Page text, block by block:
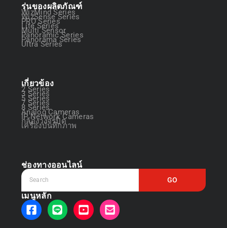
รุ่นของผลิตภัณฑ์
WizMind Series
WizSense Series
PRO Series
Lite Series
Multi Sensor
Panoramic Series
Panorama Series
Ultra Series
เกี่ยวข้อง
2 Series
3 Series
5 Series
7 Series
8 Series
Analog Cameras
IP Network Cameras
กล้องวงจรปิด
เครื่องบันทึกภาพ
ช่องทางออนไลน์
GO
เมนูหลัก